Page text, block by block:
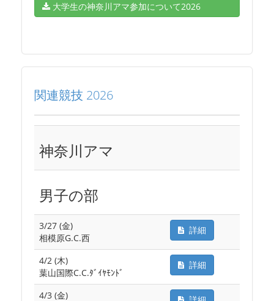
大学生の神奈川アマ参加について2026
関連競技 2026
神奈川アマ
男子の部
3/27 (金)
相模原G.C.西
詳細
4/2 (木)
葉山国際C.C.ﾀﾞｲﾔﾓﾝﾄﾞ
詳細
4/3 (金)